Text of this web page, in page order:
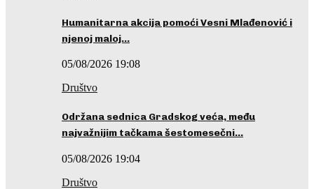
Humanitarna akcija pomoći Vesni Mlađenović i
njenoj maloj…
05/08/2026 19:08
Društvo
Održana sednica Gradskog veća, među
najvažnijim tačkama šestomesečni…
05/08/2026 19:04
Društvo